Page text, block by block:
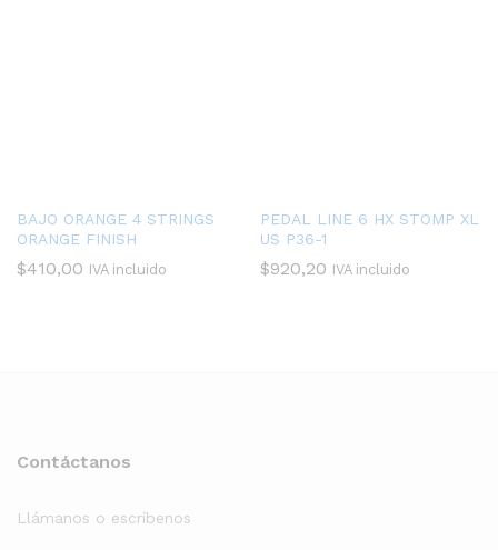
BAJO ORANGE 4 STRINGS
ORANGE FINISH
$410,00 IVA incluido
PEDAL LINE 6 HX STOMP XL
US P36-1
$920,20 IVA incluido
Contáctanos
Llámanos o escríbenos